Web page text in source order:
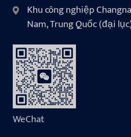
Khu công nghiệp
Nam, Trung Quốc (đại
WeChat